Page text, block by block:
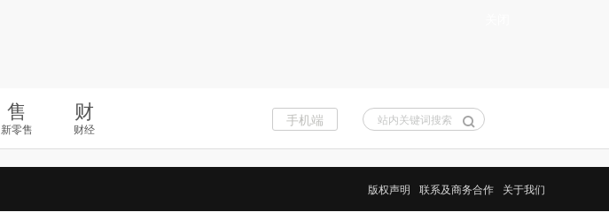
售
新零售
财
财经
手机端 站内关键词搜索
版权声明 联系及商务合作 关于我们